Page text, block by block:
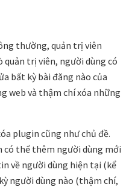
thường, quản trị viên
trị viên, người dùng có
bất kỳ bài đăng nào của
web và thậm chí xóa những
plugin cũng như chủ đề.
có thể thêm người dùng mới
về người dùng hiện tại (kể
người dùng nào (thậm chí,